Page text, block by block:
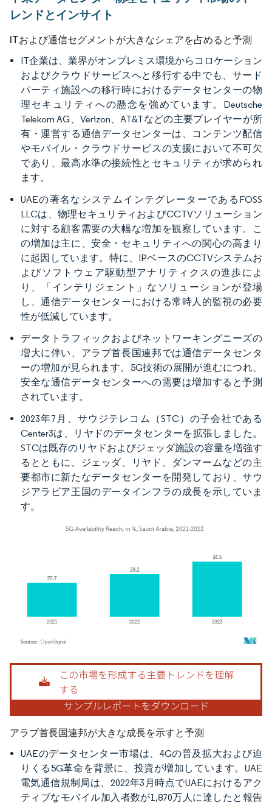
レンドとインサイト
ITおよび通信セグメントが大きなシェアを占めると予測
IT企業は、業界がオンプレミス環境からコロケーション
およびクラウドサービスへと移行する中でも、サード
パーティ施設への移行時におけるデータセンターの物
理セキュリティへの懸念を強めています。Deutsche
Telekom AG、Verizon、AT&Tなどの主要プレイヤーが所
有・運営する通信データセンターは、コンテンツ配信
やモバイル・クラウドサービスの支援において不可欠
であり、最高水準の接続性とセキュリティが求められ
ます。
UAEの著名なシステムインテグレーターであるFOSS
LLCは、物理セキュリティおよびCCTVソリューション
に対する顧客需要の大幅な増加を観察しています。こ
の増加は主に、安全・セキュリティへの関心の高まり
に起因しています。特に、IPベースのCCTVシステムお
よびソフトウェア駆動型アナリティクスの進歩によ
り、「インテリジェント」なソリューションが登場
し、通信データセンターにおける常時人的監視の必要
性が低減しています。
データトラフィックおよびネットワーキングニーズの
増大に伴い、アラブ首長国連邦では通信データセンタ
ーの増加が見られます。5G技術の展開が進むにつれ、
安全な通信データセンターへの需要は増加すると予測
されています。
2023年7月、サウジテレコム（STC）の子会社である
Center3は、リヤドのデータセンターを拡張しました。
STCは既存のリヤドおよびジェッダ施設の容量を増強す
るとともに、ジェッダ、リヤド、ダンマームなどの主
要都市に新たなデータセンターを開発しており、サウ
ジアラビア王国のデータインフラの成長を示していま
す。
画像 © Mordor Intelligence。再利用にはCC BY 4.0の表示が必要です。
アラブ首長国連邦が大きな成長を示すと予測
UAEのデータセンター市場は、4Gの普及拡大および迫
りくる5G革命を背景に、投資が増加しています。UAE
電気通信規制局は、2022年3月時点でUAEにおけるアク
ティブなモバイル加入者数が1,870万人に達したと報告